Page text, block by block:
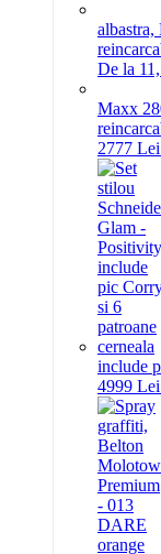
De la
Maxx
2777 Lei
include
4999 Lei